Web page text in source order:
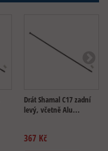
Drát Shamal C17 zadní
levý, včetně Alu...
367 Kč